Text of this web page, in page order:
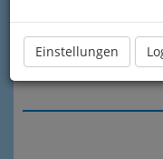
Einstellungen